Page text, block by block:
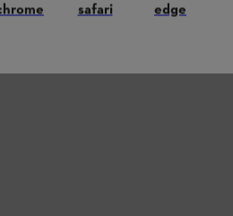
safari edge